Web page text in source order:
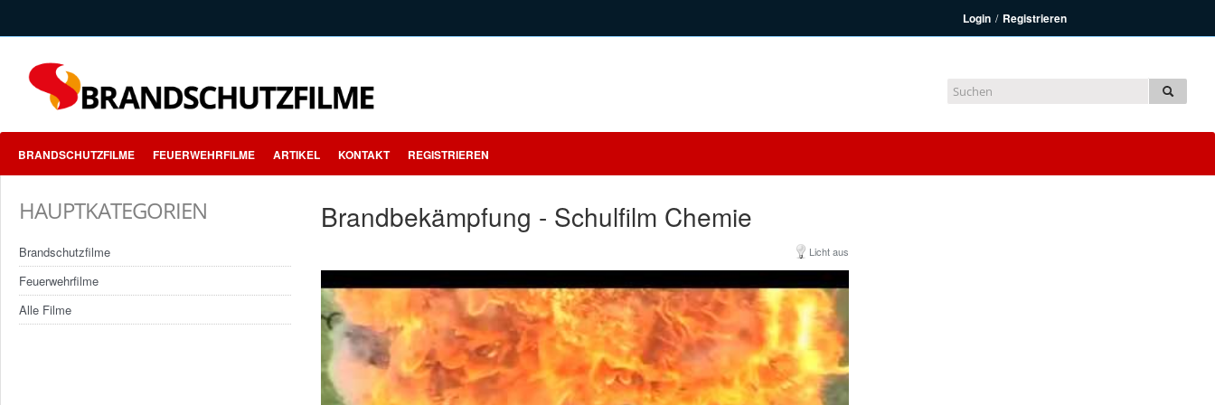
Login / Registrieren
BRANDSCHUTZFILME FEUERWEHRFILME ARTIKEL KONTAKT REGISTRIEREN
HAUPTKATEGORIEN
Brandschutzfilme
Feuerwehrfilme
Alle Filme
Brandbekämpfung - Schulfilm Chemie
Licht aus